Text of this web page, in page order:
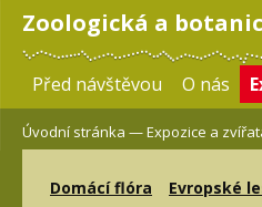
Zoologická a
Před návštěvou O nás
Úvodní stránka —Expozice a
Domácí flóra Evropské